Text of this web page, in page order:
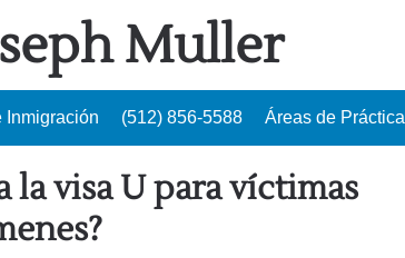
Muller
Inmigración (512) 856-5588 Áreas de Práctica
la visa U para víctimas